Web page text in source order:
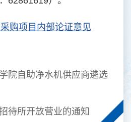
购项目内部论证意见
院自助净水机供应商遴选
待所开放营业的通知